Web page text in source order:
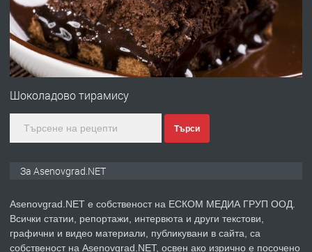
преди 1 година
ПРЕДЛАГА
Професионална зеленчукорезачка
за заведения и дома
ПРЕДЛАГА Дава под наем Асеновград
преди 2 години
ПРЕДЛАГА
Давам индивидуалани уроци по
Шоколадово тирамису
Търси
За Asenovgrad.NET
Asenovgrad.NET е собственост на ЕСКОМ МЕДИА ГРУП ООД.
Всички статии, репортажи, интервюта и други текстови,
графични и видео материали, публикувани в сайта, са
собственост на Asenovgrad.NET, освен ако изрично е посочено